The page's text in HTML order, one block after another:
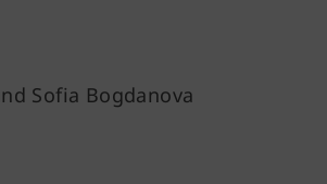
Sofia Bogdanova